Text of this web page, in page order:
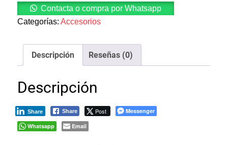
cantidadContacta o compra por Whatsapp
Categorías:Accesorios
Descripción Reseñas (0)
Descripción
Share Post
Share
Messenger
Whatsapp
Email